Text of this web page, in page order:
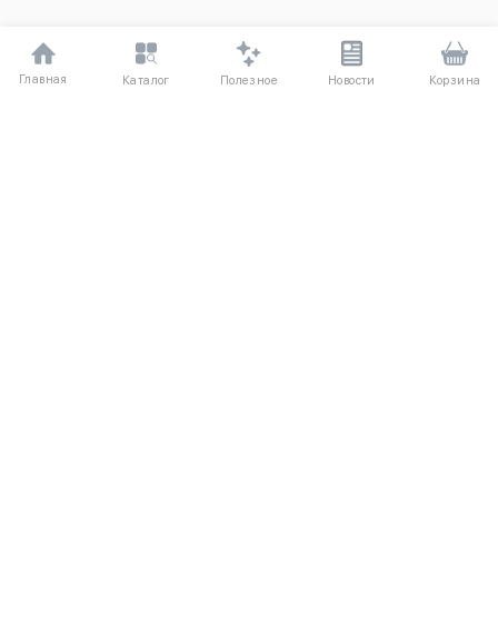
Главная Каталог Полезное Новости Корзина